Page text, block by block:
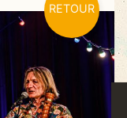
RETOUR